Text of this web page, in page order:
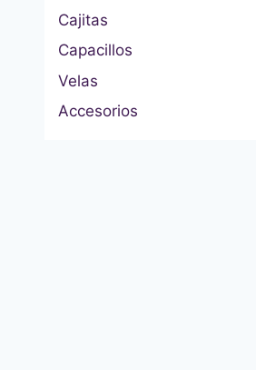
Cajitas
Capacillos
Velas
Accesorios